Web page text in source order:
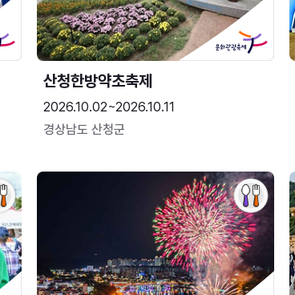
산청한방약초축제
2026.10.02~2026.10.11
경상남도 산청군